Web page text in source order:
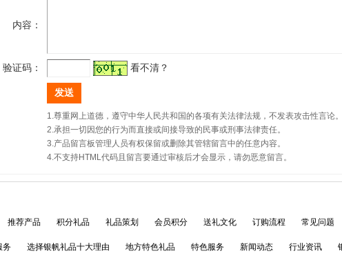
内容：
验证码： 看不清？
1.尊重网上道德，遵守中华人民共和国的各项有关法律法规，不发表攻击性言论。
2.承担一切因您的行为而直接或间接导致的民事或刑事法律责任。
3.产品留言板管理人员有权保留或删除其管辖留言中的任意内容。
4.不支持HTML代码且留言要通过审核后才会显示，请勿恶意留言。
推荐产品 积分礼品 礼品策划 会员积分 送礼文化 订购流程 常见问题
务 选择银帆礼品十大理由 地方特色礼品 特色服务 新闻动态 行业资讯